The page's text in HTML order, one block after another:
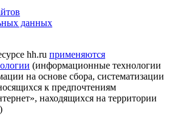
данных
hh.ru применяются
(информационные технологии
на основе сбора, систематизации
к предпочтениям
находящихся на территории